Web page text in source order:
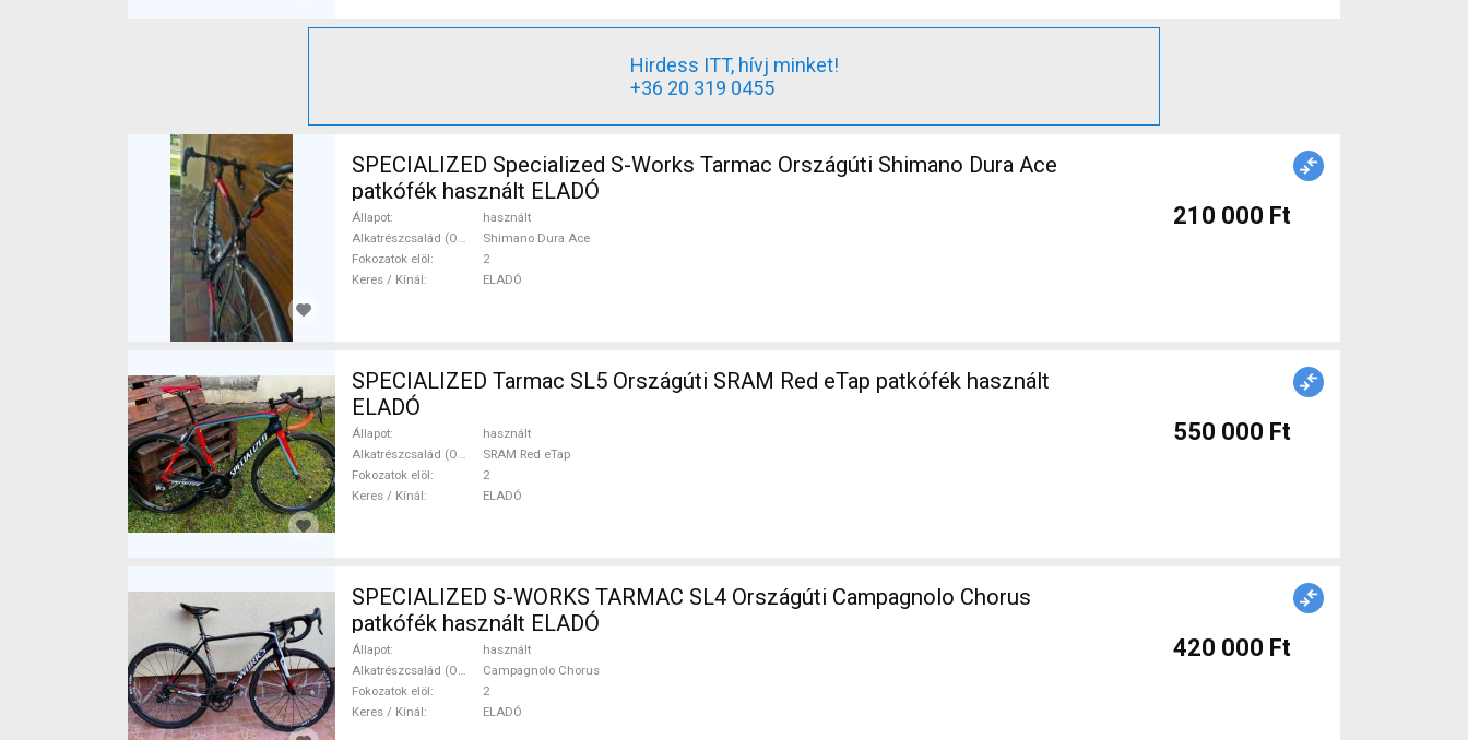
Hirdess ITT, hívj minket!
+36 20 319 0455
SPECIALIZED Specialized S-Works Tarmac Országúti Shimano Dura Ace
patkófék használt ELADÓ
Állapot
használt
Alkatrészcsalád (Outi)
Shimano Dura Ace
Fokozatok elöl
2
Keres / Kínál
ELADÓ
210 000 Ft
SPECIALIZED Tarmac SL5 Országúti SRAM Red eTap patkófék használt
ELADÓ
Állapot
használt
Alkatrészcsalád (Outi)
SRAM Red eTap
Fokozatok elöl
2
Keres / Kínál
ELADÓ
550 000 Ft
SPECIALIZED S-WORKS TARMAC SL4 Országúti Campagnolo Chorus
patkófék használt ELADÓ
Állapot
használt
Alkatrészcsalád (Outi)
Campagnolo Chorus
Fokozatok elöl
2
Keres / Kínál
ELADÓ
420 000 Ft